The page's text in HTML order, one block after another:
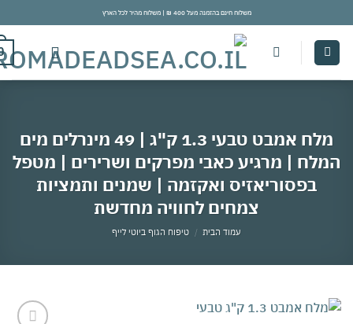
משלוח חינם בהזמנה מעל 400 ₪ | משלוח מהיר לכל הארץ
0
מלח אמבט טבעי 1.3 ק"ג | 49 מינרלים מים
| מרגיע כאבי מפרקים ושרירים | מטפל
בפסוריאזיס ואקזמה | שמנים ותמציות
צמחים לחוויה מחדשת
עמוד הבית / טיפוח הגוף ביוטי לייף